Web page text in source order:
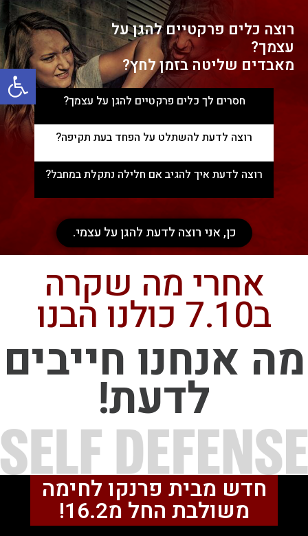
רוצה כלים פרקטיים להגן על
עצמך?
מאבדים שליטה בזמן לחץ?
חסרים לך כלים פרקטיים להגן על עצמך?
רוצה לדעת להשתלט על הפחד בעת תקיפה?
רוצה לדעת איך להגיב אם חלילה נתקלת במחבל?
כן, אני רוצה לדעת להגן על עצמי.
אחרי מה שקרה
ב7.10 כולנו הבנו
מה אנחנו חייבים
לדעת!
חדש מבית פרנקו לחימה
משולבת החל מ16.2!